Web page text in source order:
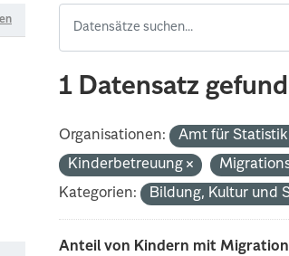
1 Datensatz
Organisationen: Amt für
Kinderbetreuung
Kategorien:
Bildung, Kultur und
Anteil von Kindern mit